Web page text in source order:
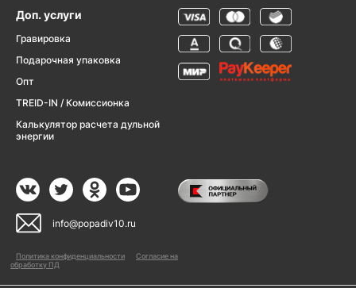
Доп. услуги
Гравировка
Подарочная упаковка
Опт
TREID-IN / Комиссионка
Калькулятор расчета дульной
энергии
info@popadiv10.ru
Политика конфиденциальности
Согласие на
обработку ПД